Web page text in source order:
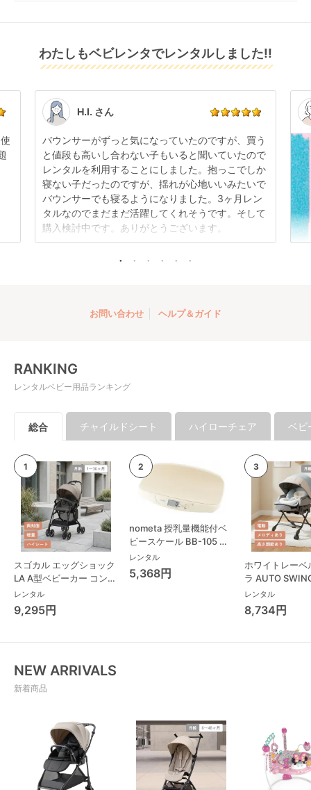
てお届けしております。そのため、小さなキズや使用
感はございますが、故障や大きなキズ、シミなどのリ
す。
点検清掃については
もご確認ください。
また、レンタル期間の変更も商品発送前であれば変更
可能です。
い。
わたしもベビレンタでレンタルしました!!
H.I. さん
バウンサーがずっと気になっていたのですが、買う
と値段も高いし合わない子もいると聞いていたので
レンタルを利用することにしました。抱っこでしか
寝ない子だったのですが、揺れが心地いいみたいで
バウンサーでも寝るようになりました。3ヶ月レン
タルなのでまだまだ活躍してくれそうです。そして
購入検討中です。ありがとうございます。
お問い合わせ ヘルプ＆ガイド
RANKING
レンタルベビー用品ランキング
総合 チャイルドシート ハイローチェア ベビ
スゴカル エッグショック
LA A型ベビーカー コンビ
(Combi)
レンタル
9,295円
nometa 授乳量機能付ベ
ビースケール BB-105 タ
ニタ(TANITA) ベビースケ
ール・体重計
レンタル
5,368円
ホワイトレーベ
ラ AUTO
Long スリープ
コンビ(Combi)
チェア・ベビー
レンタル
8,734円
NEW ARRIVALS
新着商品